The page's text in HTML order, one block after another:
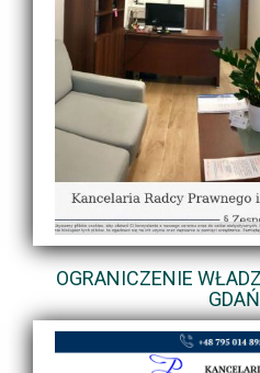
OGRANICZENIE